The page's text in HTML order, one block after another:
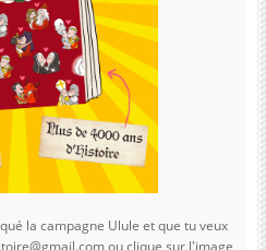
la campagne Ulule et que tu veux
ou clique sur l'image